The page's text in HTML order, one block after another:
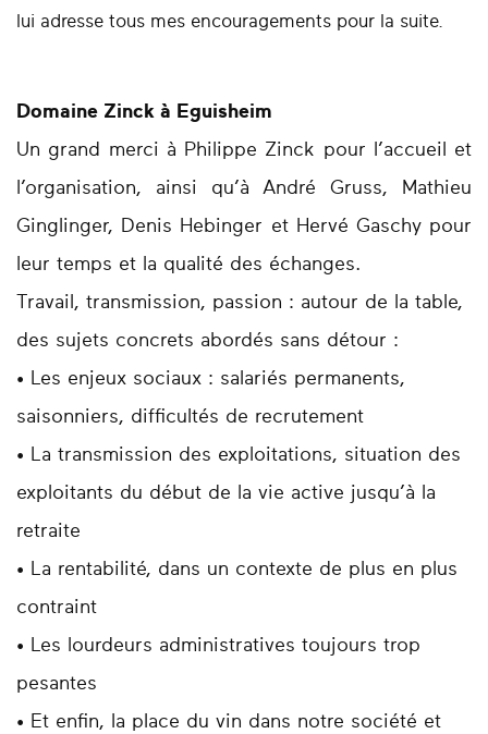
lui adresse tous mes encouragements pour la suite.
Domaine Zinck à Eguisheim
Un grand merci à Philippe Zinck pour l’accueil et
l’organisation, ainsi qu’à André Gruss, Mathieu
Ginglinger, Denis Hebinger et Hervé Gaschy pour
leur temps et la qualité des échanges.
Travail, transmission, passion : autour de la table,
des sujets concrets abordés sans détour :
• Les enjeux sociaux : salariés permanents,
saisonniers, difficultés de recrutement
• La transmission des exploitations, situation des
exploitants du début de la vie active jusqu’à la
retraite
• La rentabilité, dans un contexte de plus en plus
contraint
• Les lourdeurs administratives toujours trop
pesantes
• Et enfin, la place du vin dans notre société et